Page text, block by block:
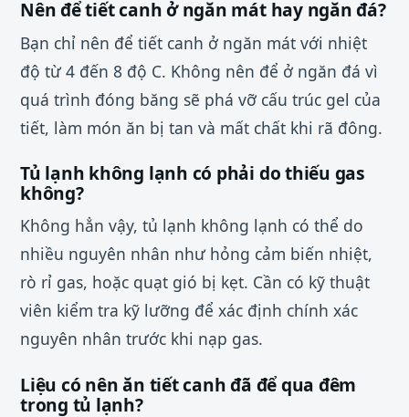
Nên để tiết canh ở ngăn mát hay ngăn đá?
Bạn chỉ nên để tiết canh ở ngăn mát với nhiệt
độ từ 4 đến 8 độ C. Không nên để ở ngăn đá vì
quá trình đóng băng sẽ phá vỡ cấu trúc gel của
tiết, làm món ăn bị tan và mất chất khi rã đông.
Tủ lạnh không lạnh có phải do thiếu gas
không?
Không hẳn vậy, tủ lạnh không lạnh có thể do
nhiều nguyên nhân như hỏng cảm biến nhiệt,
rò rỉ gas, hoặc quạt gió bị kẹt. Cần có kỹ thuật
viên kiểm tra kỹ lưỡng để xác định chính xác
nguyên nhân trước khi nạp gas.
Liệu có nên ăn tiết canh đã để qua đêm
trong tủ lạnh?